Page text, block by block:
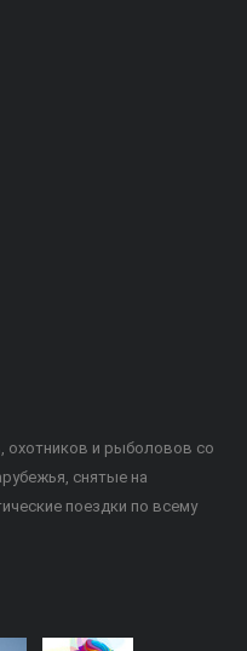
и рыболовов со
снятые на
поездки по всему